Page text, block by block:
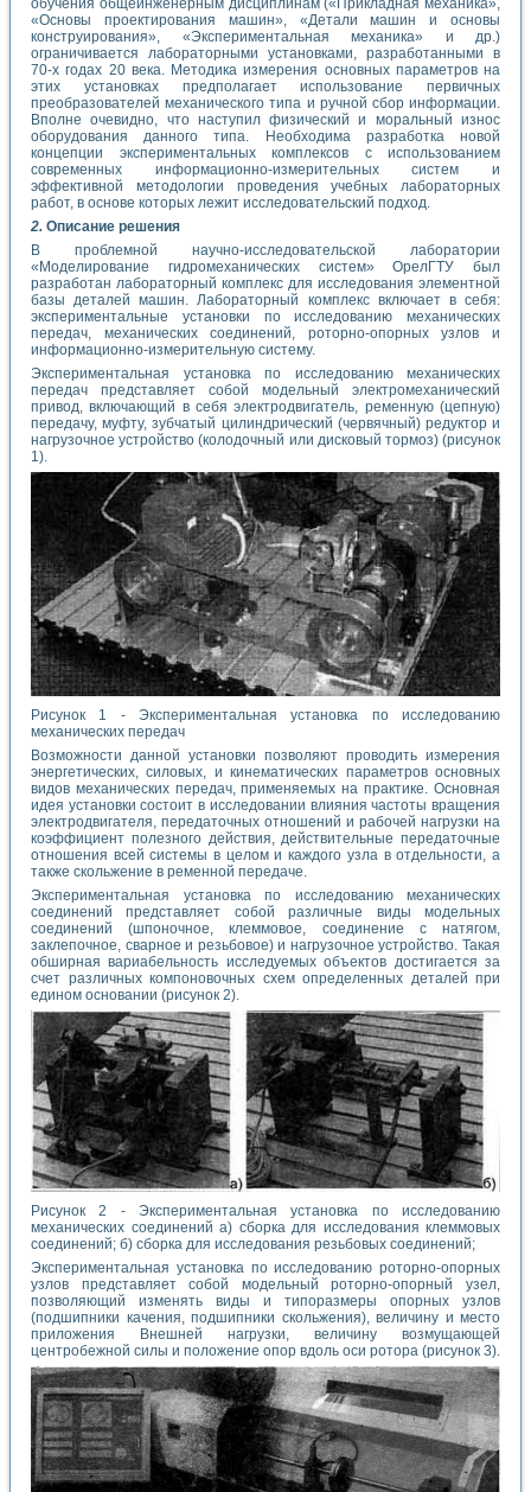
обучения общеинженерным дисциплинам («Прикладная механика»,
«Основы проектирования машин», «Детали машин и основы
конструирования», «Экспериментальная механика» и др.)
ограничивается лабораторными установками, разработанными в
70-х годах 20 века. Методика измерения основных параметров на
этих установках предполагает использование первичных
преобразователей механического типа и ручной сбор информации.
Вполне очевидно, что наступил физический и моральный износ
оборудования данного типа. Необходима разработка новой
концепции экспериментальных комплексов с использованием
современных информационно-измерительных систем и
эффективной методологии проведения учебных лабораторных
работ, в основе которых лежит исследовательский подход.
2. Описание решения
В проблемной научно-исследовательской лаборатории
«Моделирование гидромеханических систем» ОрелГТУ был
разработан лабораторный комплекс для исследования элементной
базы деталей машин. Лабораторный комплекс включает в себя:
экспериментальные установки по исследованию механических
передач, механических соединений, роторно-опорных узлов и
информационно-измерительную систему.
Экспериментальная установка по исследованию механических
передач представляет собой модельный электромеханический
привод, включающий в себя электродвигатель, ременную (цепную)
передачу, муфту, зубчатый цилиндрический (червячный) редуктор и
нагрузочное устройство (колодочный или дисковый тормоз) (рисунок
1).
Рисунок 1 - Экспериментальная установка по исследованию
механических передач
Возможности данной установки позволяют проводить измерения
энергетических, силовых, и кинематических параметров основных
видов механических передач, применяемых на практике. Основная
идея установки состоит в исследовании влияния частоты вращения
электродвигателя, передаточных отношений и рабочей нагрузки на
коэффициент полезного действия, действительные передаточные
отношения всей системы в целом и каждого узла в отдельности, а
также скольжение в ременной передаче.
Экспериментальная установка по исследованию механических
соединений представляет собой различные виды модельных
соединений (шпоночное, клеммовое, соединение с натягом,
заклепочное, сварное и резьбовое) и нагрузочное устройство. Такая
обширная вариабельность исследуемых объектов достигается за
счет различных компоновочных схем определенных деталей при
едином основании (рисунок 2).
Рисунок 2 - Экспериментальная установка по исследованию
механических соединений а) сборка для исследования клеммовых
соединений; б) сборка для исследования резьбовых соединений;
Экспериментальная установка по исследованию роторно-опорных
узлов представляет собой модельный роторно-опорный узел,
позволяющий изменять виды и типоразмеры опорных узлов
(подшипники качения, подшипники скольжения), величину и место
приложения Внешней нагрузки, величину возмущающей
центробежной силы и положение опор вдоль оси ротора (рисунок 3).